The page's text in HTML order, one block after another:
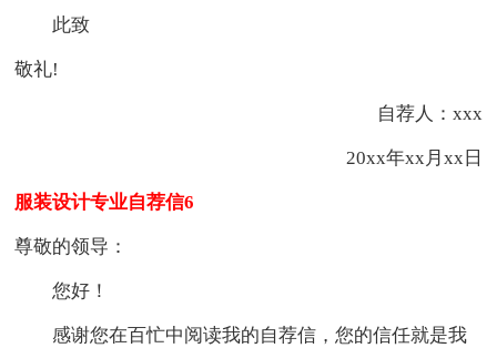
此致
敬礼!
自荐人：xxx
20xx年xx月xx日
服装设计专业自荐信6
尊敬的领导：
您好！
感谢您在百忙中阅读我的自荐信，您的信任就是我